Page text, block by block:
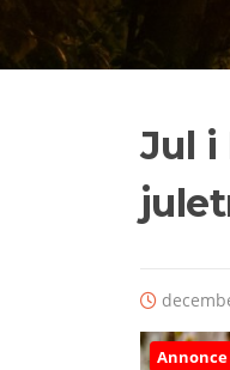
Jul i
Annonce